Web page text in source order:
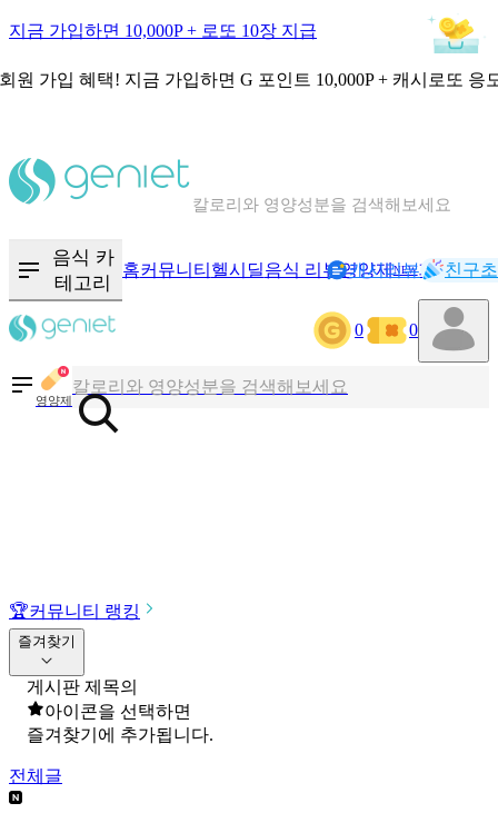
지금 가입하면 10,000P + 로또 10장 지급
원 가입 혜택! 지금 가입하면 G 포인트 10,000P + 캐시로또 응
칼로리와 영양성분을 검색해보세요
음식 카
테고리
홈커뮤니티 헬시딜음식 리뷰영양제NEW기록
캐시리뷰 친구
0 0
영양제
칼로리와 영양성분을 검색해보세요
혈당 · 다이어트 음식 검색해보세요
🏆커뮤니티 랭킹
즐겨찾기
게시판 제목의
아이콘을 선택하면
즐겨찾기에 추가됩니다.
전체글